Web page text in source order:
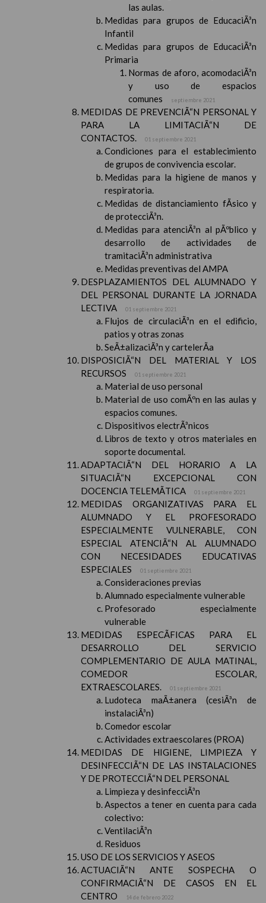
las aulas.
Medidas para grupos de EducaciÃ³n
Infantil
Medidas para grupos de EducaciÃ³n
Primaria
Normas de aforo, acomodaciÃ³n
y uso de espacios
comunes
septiembre 2021
MEDIDAS DE PREVENCIÃ“N PERSONAL Y
PARA LA LIMITACIÃ“N DE
CONTACTOS.
01 septiembre 2021
Condiciones para el establecimiento
de grupos de convivencia escolar.
Medidas para la higiene de manos y
respiratoria.
Medidas de distanciamiento fÃ­sico y
de protecciÃ³n.
Medidas para atenciÃ³n al pÃºblico y
desarrollo de actividades de
tramitaciÃ³n administrativa
Medidas preventivas del AMPA
DESPLAZAMIENTOS DEL ALUMNADO Y
DEL PERSONAL DURANTE LA JORNADA
LECTIVA
01 septiembre 2021
Flujos de circulaciÃ³n en el edificio,
patios y otras zonas
SeÃ±alizaciÃ³n y cartelerÃ­a
DISPOSICIÃ“N DEL MATERIAL Y LOS
RECURSOS
01 septiembre 2021
Material de uso personal
Material de uso comÃºn en las aulas y
espacios comunes.
Dispositivos electrÃ³nicos
Libros de texto y otros materiales en
soporte documental.
ADAPTACIÃ“N DEL HORARIO A LA
SITUACIÃ“N EXCEPCIONAL CON
DOCENCIA TELEMÃTICA
01 septiembre 2021
MEDIDAS ORGANIZATIVAS PARA EL
ALUMNADO Y EL PROFESORADO
ESPECIALMENTE VULNERABLE, CON
ESPECIAL ATENCIÃ“N AL ALUMNADO
CON NECESIDADES EDUCATIVAS
ESPECIALES
01 septiembre 2021
Consideraciones previas
Alumnado especialmente vulnerable
Profesorado especialmente
vulnerable
MEDIDAS ESPECÃFICAS PARA EL
DESARROLLO DEL SERVICIO
COMPLEMENTARIO DE AULA MATINAL,
COMEDOR ESCOLAR,
EXTRAESCOLARES.
01 septiembre 2021
Ludoteca maÃ±anera (cesiÃ³n de
instalaciÃ³n)
Comedor escolar
Actividades extraescolares (PROA)
MEDIDAS DE HIGIENE, LIMPIEZA Y
DESINFECCIÃ“N DE LAS INSTALACIONES
Y DE PROTECCIÃ“N DEL PERSONAL
Limpieza y desinfecciÃ³n
Aspectos a tener en cuenta para cada
colectivo:
VentilaciÃ³n
Residuos
USO DE LOS SERVICIOS Y ASEOS
ACTUACIÃ“N ANTE SOSPECHA O
CONFIRMACIÃ“N DE CASOS EN EL
CENTRO
14 de febrero 2022